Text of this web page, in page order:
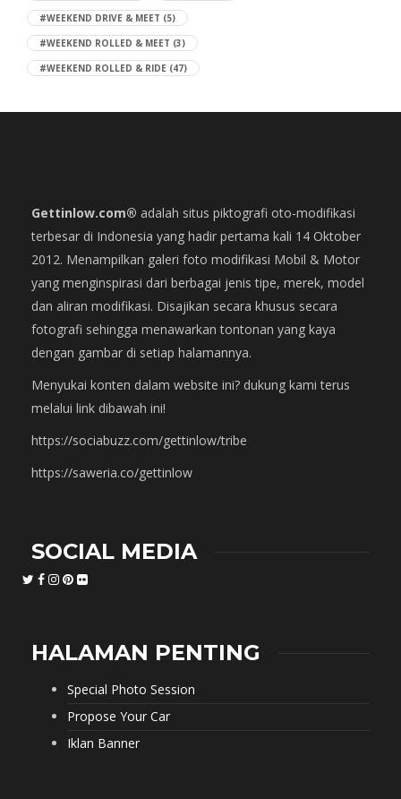
#WEEKEND DRIVE & MEET (5)
#WEEKEND ROLLED & MEET (3)
#WEEKEND ROLLED & RIDE (47)
Gettinlow.com® adalah situs piktografi oto-modifikasi
terbesar di Indonesia yang hadir pertama kali 14 Oktober
2012. Menampilkan galeri foto modifikasi Mobil & Motor
yang menginspirasi dari berbagai jenis tipe, merek, model
dan aliran modifikasi. Disajikan secara khusus secara
fotografi sehingga menawarkan tontonan yang kaya
dengan gambar di setiap halamannya.
Menyukai konten dalam website ini? dukung kami terus
melalui link dibawah ini!
https://sociabuzz.com/gettinlow/tribe
https://saweria.co/gettinlow
SOCIAL MEDIA
HALAMAN PENTING
Special Photo Session
Propose Your Car
Iklan Banner